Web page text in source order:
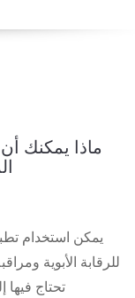
للرقابة الأبوية
تحتاج